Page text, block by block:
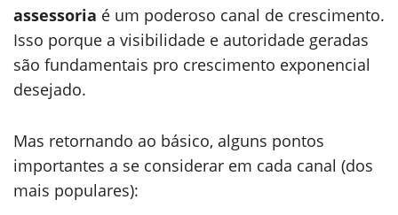
assessoria é um poderoso canal de crescimento.
Isso porque a visibilidade e autoridade geradas
são fundamentais pro crescimento exponencial
desejado.
Mas retornando ao básico, alguns pontos
importantes a se considerar em cada canal (dos
mais populares):